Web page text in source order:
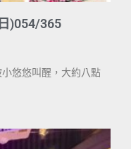
)054/365
悠悠叫醒，大約八點